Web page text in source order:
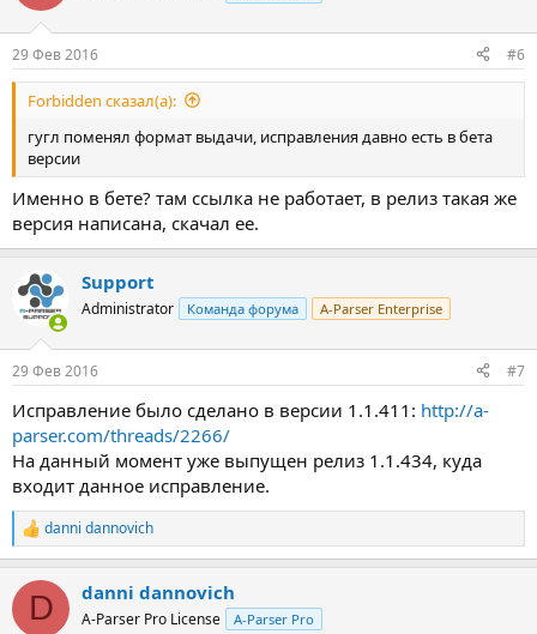
и
29 Фев 2016 #6
Forbidden сказал(а):
гугл поменял формат выдачи, исправления давно есть в бета
версии
Именно в бете? там ссылка не работает, в релиз такая же
версия написана, скачал ее.
Support
Administrator Команда форума A-Parser Enterprise
29 Фев 2016 #7
Исправление было сделано в версии 1.1.411: http://a-
parser.com/threads/2266/
На данный момент уже выпущен релиз 1.1.434, куда
входит данное исправление.
Р
е
к
danni dannovich
D danni dannovich
A-Parser Pro License A-Parser Pro